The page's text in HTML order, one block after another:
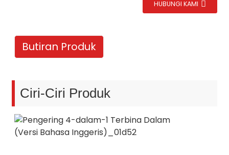
HUBUNGI KAMI
Butiran Produk
Ciri-Ciri Produk